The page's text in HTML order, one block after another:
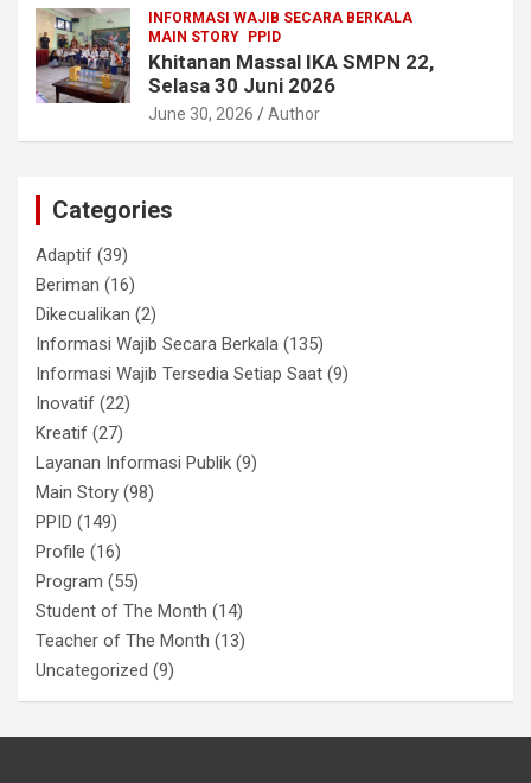
INFORMASI WAJIB SECARA BERKALA
MAIN STORY PPID
Khitanan Massal IKA SMPN 22,
Selasa 30 Juni 2026
June 30, 2026 Author
Categories
Adaptif (39)
Beriman (16)
Dikecualikan (2)
Informasi Wajib Secara Berkala (135)
Informasi Wajib Tersedia Setiap Saat (9)
Inovatif (22)
Kreatif (27)
Layanan Informasi Publik (9)
Main Story (98)
PPID (149)
Profile (16)
Program (55)
Student of The Month (14)
Teacher of The Month (13)
Uncategorized (9)